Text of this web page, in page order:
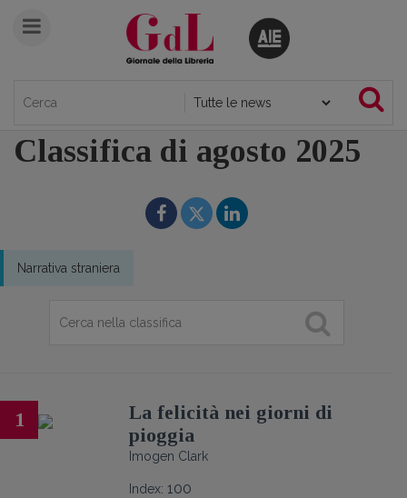
Classifica di agosto 2025
Narrativa straniera
1
La felicità nei giorni di
pioggia
Imogen Clark
Index: 100